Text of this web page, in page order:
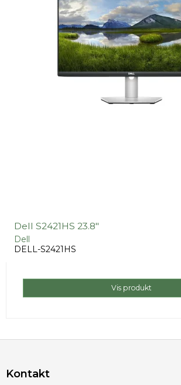
Dell S2421HS 23.8"
Dell
DELL-S2421HS
Vis produkt
Kontakt